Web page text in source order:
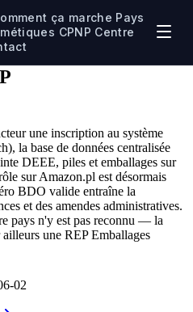
ça marche Pays
CPNP Centre
une inscription au système
la base de données centralisée
DEEE, piles et emballages sur
sur Amazon.pl est désormais
BDO valide entraîne la
et des amendes administratives.
pays n'y est pas reconnu — la
une REP Emballages
02